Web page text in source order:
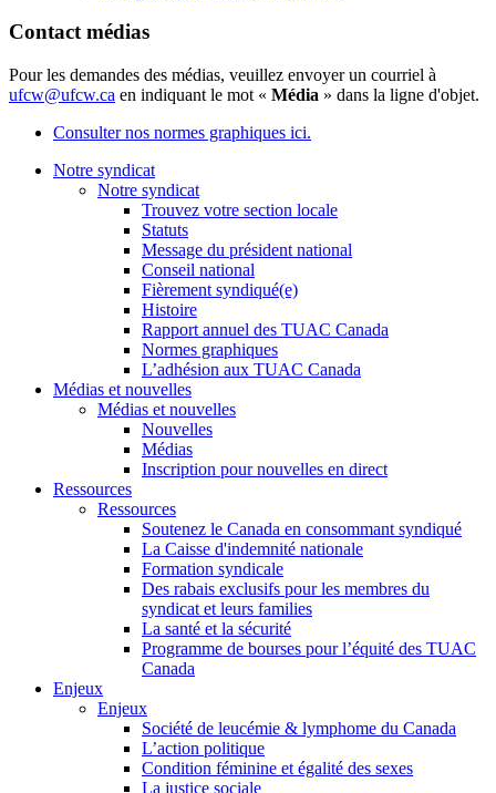
Contact médias
Pour les demandes des médias, veuillez envoyer un courriel à
ufcw@ufcw.ca en indiquant le mot « Média » dans la ligne d'objet.
Consulter nos normes graphiques ici.
Notre syndicat
Notre syndicat
Trouvez votre section locale
Statuts
Message du président national
Conseil national
Fièrement syndiqué(e)
Histoire
Rapport annuel des TUAC Canada
Normes graphiques
L’adhésion aux TUAC Canada
Médias et nouvelles
Médias et nouvelles
Nouvelles
Médias
Inscription pour nouvelles en direct
Ressources
Ressources
Soutenez le Canada en consommant syndiqué
La Caisse d'indemnité nationale
Formation syndicale
Des rabais exclusifs pour les membres du
syndicat et leurs families
La santé et la sécurité
Programme de bourses pour l’équité des TUAC
Canada
Enjeux
Enjeux
Société de leucémie & lymphome du Canada
L’action politique
Condition féminine et égalité des sexes
La justice sociale